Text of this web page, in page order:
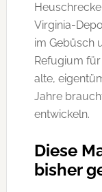
Virginia-
im Gebüsch
Refugium
alte,
Jahre
entwickeln.
Diese
bisher